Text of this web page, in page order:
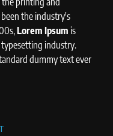
the industry's
Lorem Ipsum is
industry.
dummy text ever